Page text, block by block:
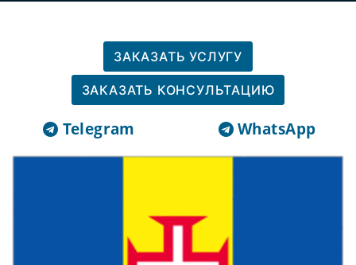
ЗАКАЗАТЬ УСЛУГУ
ЗАКАЗАТЬ КОНСУЛЬТАЦИЮ
Telegram WhatsApp